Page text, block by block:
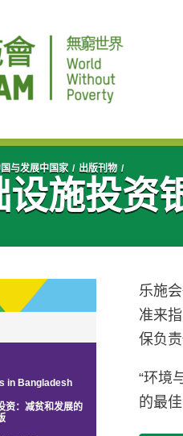
与发展中国家 出版刊物
施投资
in Bangladesh
资：减贫和发展的
乐施
准来
保负
“环境
的最